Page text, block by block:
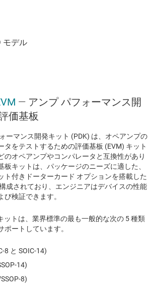
— アンプ パフォーマンス開
価基板
ーマンス開発キット (PDK) は、オペアンプの
タをテストするための評価基板 (EVM) キット
のオペアンプやコンパレータと互換性があり
板キットは、パッケージのニーズに適した、
ト付きドーターカード オプションを搭載した
成されており、エンジニアはデバイスの性能
び検証できます。
ットは、業界標準の最も一般的な次の 5 種類
ポートしています。
8 と SOIC-14)
14)
8)